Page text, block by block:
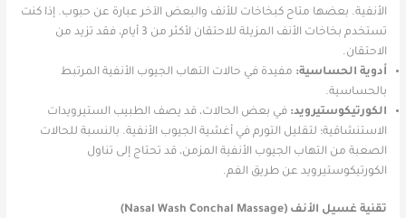
الأنفية. بعضها متاح كبخاخات للأنف والبعض الآخر عبارة عن حبوب. إذا كنت
تستخدم بخاخات الأنف المزيلة للاحتقان لأكثر من 3 أيام، فقد تزيد من
الاحتقان.
أدوية الحساسية: مفيدة في حالات التهاب الجيوب الأنفية المرتبط
بالحساسية.
الكورتيكوستيرويد: في بعض الحالات، قد يصف الطبيب الستيرويدات
الاستنشاقية؛ لتقليل التورم في أغشية الجيوب الأنفية. بالنسبة للحالات
الصعبة من التهاب الجيوب الأنفية المزمن، قد تحتاج إلى تناول
الكورتيكوستيرويد عن طريق الفم.
تقنية غسيل الأنف (Nasal Wash Conchal Massage)